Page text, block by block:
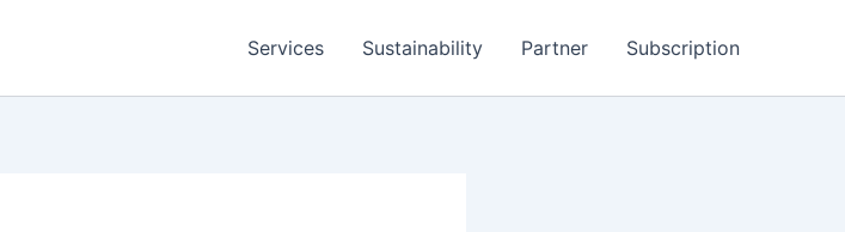
Services Sustainability Partner Subscription